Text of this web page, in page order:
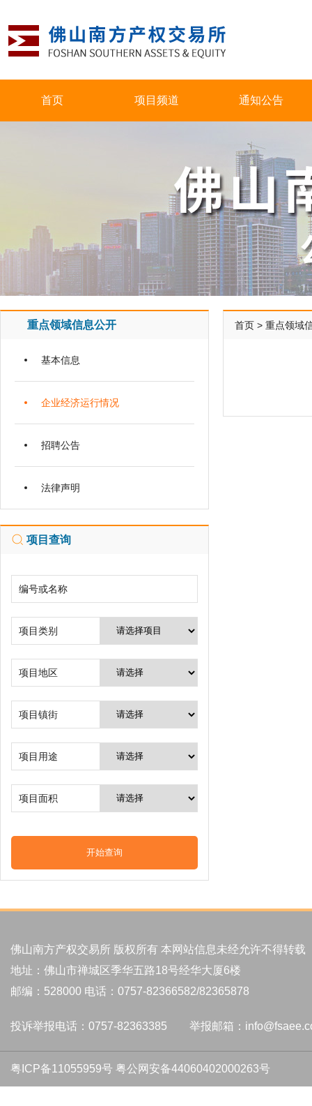
首页 项目频道 通知公告
重点领域信息公开
基本信息
企业经济运行情况
招聘公告
法律声明
项目查询
编号或名称
项目类别
项目地区
项目镇街
项目用途
项目面积
首页 > 重点领域
佛山南方产权交易所 版权所有 本网站信息未经允许不得转载
地址：佛山市禅城区季华五路18号经华大厦6楼
邮编：528000 电话：0757-82366582/82365878
投诉举报电话：0757-82363385 举报邮箱：
粤ICP备11055959号 粤公网安备44060402000263号